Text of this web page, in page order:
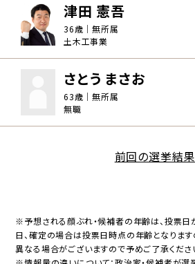
津田 憲吾
36歳｜無所属
土木工事業
さとう まさお
63歳｜無所属
無職
前回の選挙結果
※予想される顔ぶれ・候補者の年齢は、投票
日、確定の場合は投票日時点の年齢となりま
異なる場合がございますので予めご了承くださ